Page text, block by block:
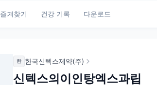
즐겨찾기 건강 기록 다운로드
한 한국신텍스제약(주)
신텍스의이인탕엑스과립